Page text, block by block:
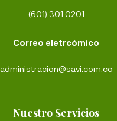
(601) 301 0201
Correo eletrcómico
administracion@savi.com.co
Nuestro Servicios